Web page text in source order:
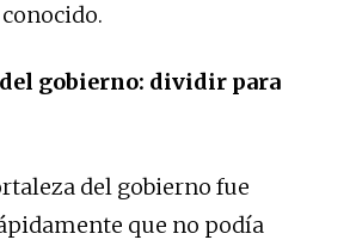
gobierno: dividir para
del gobierno fue
que no podía